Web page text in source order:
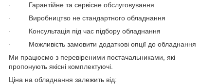
· Гарантійне та сервісне обслуговування
· Виробництво не стандартного обладнання
· Консультація під час підбору обладнання
· Можливість замовити додаткові опції до обладнання
Ми працюємо з перевіреними постачальниками, які
пропонують якісні комплектуючі.
Ціна на обладнання залежить від: